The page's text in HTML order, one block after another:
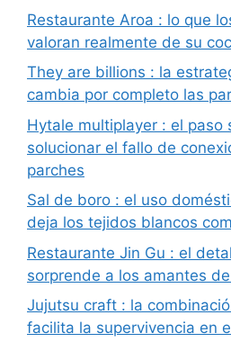
Restaurante Aroa : lo que
valoran realmente de su
They are billions : la
cambia por completo las
Hytale multiplayer : el paso
solucionar el fallo de
parches
Sal de boro : el uso
deja los tejidos blancos
Restaurante Jin Gu : el
sorprende a los amantes
Jujutsu craft : la
facilita la supervivencia en